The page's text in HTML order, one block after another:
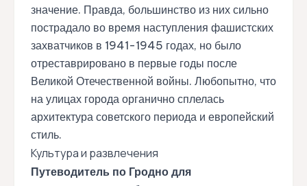
значение. Правда, большинство из них сильно
пострадало во время наступления фашистских
захватчиков в 1941-1945 годах, но было
отреставрировано в первые годы после
Великой Отечественной войны. Любопытно, что
на улицах города органично сплелась
архитектура советского периода и европейский
стиль.
Культура и развлечения
Путеводитель по Гродно для